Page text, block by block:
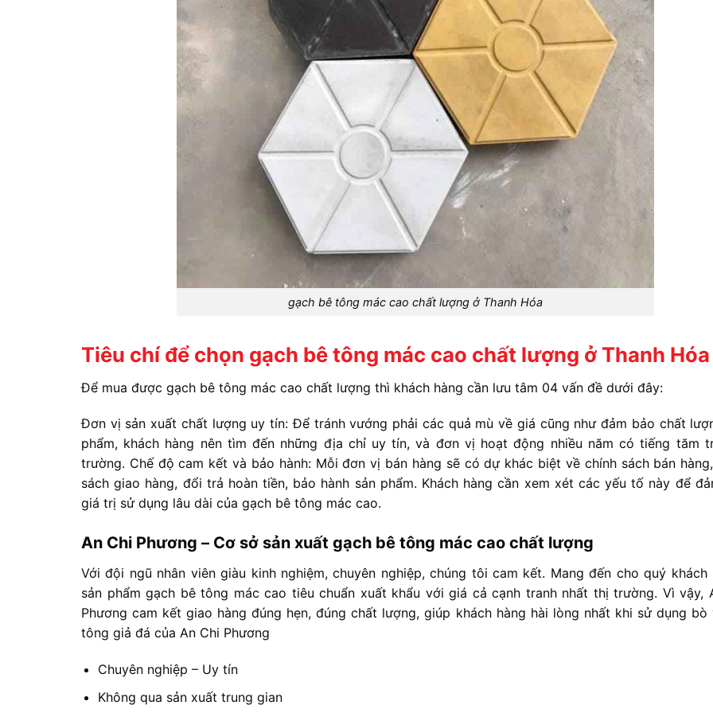
gạch bê tông mác cao chất lượng ở Thanh Hóa
Tiêu chí để chọn gạch bê tông mác cao chất lượng ở Thanh
Để mua được gạch bê tông mác cao chất lượng thì khách hàng cần lưu tâm 04 vấn đề dưới đây:
Đơn vị sản xuất chất lượng uy tín: Để tránh vướng phải các quả mù về giá cũng như đảm bảo chất
phẩm, khách hàng nên tìm đến những địa chỉ uy tín, và đơn vị hoạt động nhiều năm có tiếng tăm
trường. Chế độ cam kết và bảo hành: Mỗi đơn vị bán hàng sẽ có dự khác biệt về chính sách bán
sách giao hàng, đổi trả hoàn tiền, bảo hành sản phẩm. Khách hàng cần xem xét các yếu tố này để
giá trị sử dụng lâu dài của gạch bê tông mác cao.
An Chi Phương – Cơ sở sản xuất gạch bê tông mác cao chất lượng
Với đội ngũ nhân viên giàu kinh nghiệm, chuyên nghiệp, chúng tôi cam kết. Mang đến cho quý khách
sản phẩm gạch bê tông mác cao tiêu chuẩn xuất khẩu với giá cả cạnh tranh nhất thị trường. Vì vậy,
Phương cam kết giao hàng đúng hẹn, đúng chất lượng, giúp khách hàng hài lòng nhất khi sử dụng bò
tông giả đá của An Chi Phương
Chuyên nghiệp – Uy tín
Không qua sản xuất trung gian